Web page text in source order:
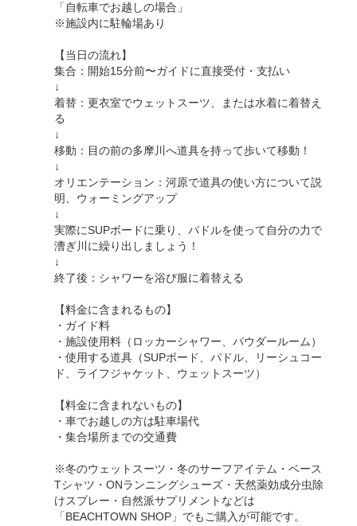
「自転車でお越しの場合」
※施設内に駐輪場あり
【当日の流れ】
集合：開始15分前〜ガイドに直接受付・支払い
↓
着替：更衣室でウェットスーツ、または水着に着替え
る
↓
移動：目の前の多摩川へ道具を持って歩いて移動！
↓
オリエンテーション：河原で道具の使い方について説
明、ウォーミングアップ
↓
実際にSUPボードに乗り、パドルを使って自分の力で
漕ぎ川に繰り出しましょう！
↓
終了後：シャワーを浴び服に着替える
【料金に含まれるもの】
・ガイド料
・施設使用料（ロッカーシャワー、パウダールーム）
・使用する道具（SUPボード、パドル、リーシュコー
ド、ライフジャケット、ウェットスーツ）
【料金に含まれないもの】
・車でお越しの方は駐車場代
・集合場所までの交通費
※冬のウェットスーツ・冬のサーフアイテム・ベース
Tシャツ・ONランニングシューズ・天然薬効成分虫除
けスプレー・自然派サプリメントなどは
「BEACHTOWN SHOP」でもご購入が可能です。